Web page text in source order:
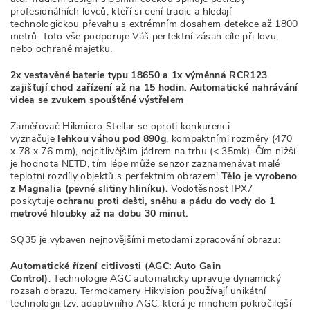
profesionálních lovců, kteří si cení tradic a hledají
technologickou převahu s extrémním dosahem detekce až 1800
metrů. Toto vše podporuje Váš perfektní zásah cíle při lovu,
nebo ochraně majetku.
2x vestavěné baterie typu 18650 a 1x výměnná RCR123
zajišťují chod zařízení až na 15 hodin. Automatické nahrávání
videa se zvukem spouštěné výstřelem
Zaměřovač Hikmicro Stellar se oproti konkurenci
vyznačuje lehkou váhou pod 890g, kompaktními rozměry (470
x 78 x 76 mm), nejcitlivějším jádrem na trhu (< 35mk). Čím nižší
je hodnota NETD, tím lépe může senzor zaznamenávat malé
teplotní rozdíly objektů s perfektním obrazem!Tělo je vyrobeno
z Magnalia (pevné slitiny hliníku). Vodotěsnost IPX7
poskytujeochranu proti dešti, sněhu a pádu do vody do 1
metrové hloubky až na dobu 30 minut.
SQ35 je vybaven nejnovějšími metodami zpracování obrazu:
Automatické řízení citlivosti (AGC: Auto Gain
Control): Technologie AGC automaticky upravuje dynamický
rozsah obrazu. Termokamery Hikvision používají unikátní
technologii tzv. adaptivního AGC, která je mnohem pokročilejší